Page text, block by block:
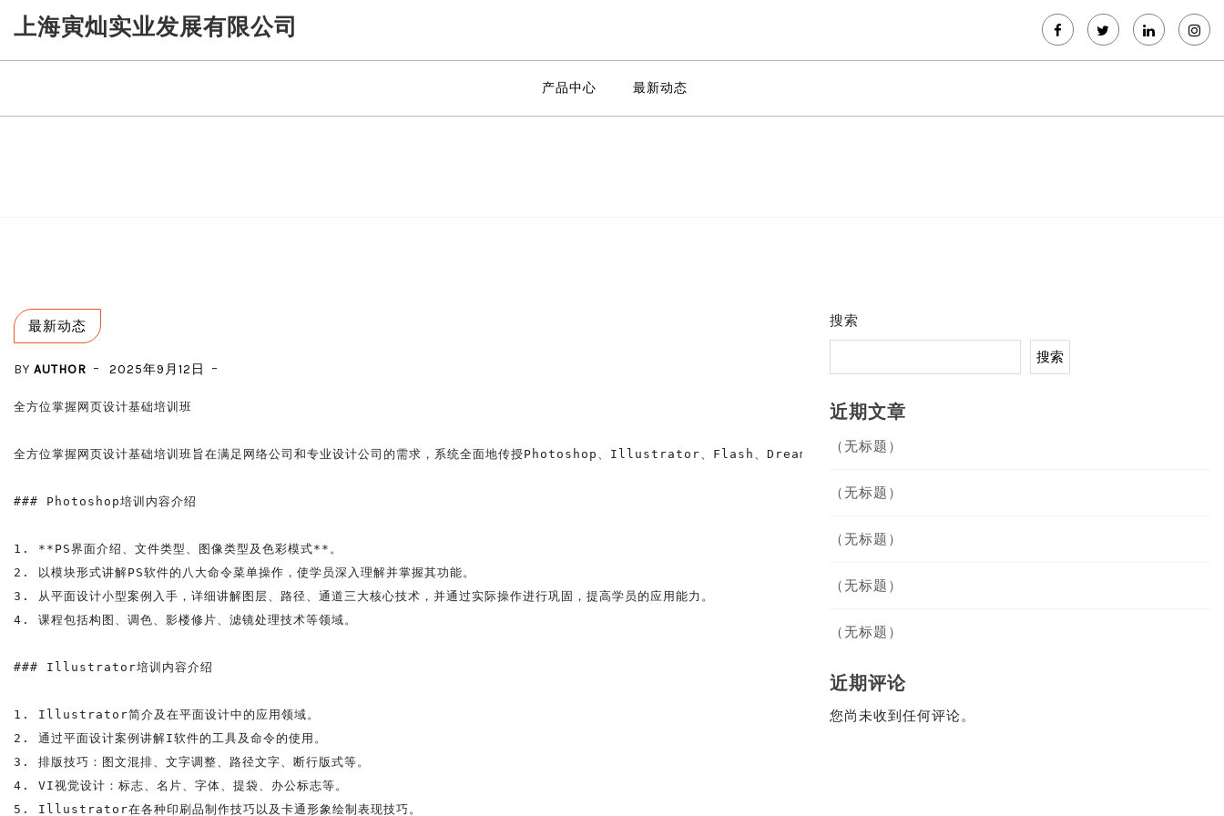
Skip
to
content
上海寅灿实业发展有限公司
产品中心 最新动态
最新动态
BY AUTHOR 2025年9月12日
全方位掌握网页设计基础培训班
全方位掌握网页设计基础培训班旨在满足网络公司和专业设计公司的需求，系统全面地传授Photoshop、Illustrator、Flash、Dreamweaver、Fireworks等主流设计软件的操作方法和设计技巧。同时，课程
### Photoshop培训内容介绍
1. **PS界面介绍、文件类型、图像类型及色彩模式**。
2. 以模块形式讲解PS软件的八大命令菜单操作，使学员深入理解并掌握其功能。
3. 从平面设计小型案例入手，详细讲解图层、路径、通道三大核心技术，并通过实际操作进行巩固，提高学员的应用能力。
4. 课程包括构图、调色、影楼修片、滤镜处理技术等领域。
### Illustrator培训内容介绍
1. Illustrator简介及在平面设计中的应用领域。
2. 通过平面设计案例讲解I软件的工具及命令的使用。
3. 排版技巧：图文混排、文字调整、路径文字、断行版式等。
4. VI视觉设计：标志、名片、字体、提袋、办公标志等。
5. Illustrator在各种印刷品制作技巧以及卡通形象绘制表现技巧。
搜索
搜索
近期文章
（无标题）
（无标题）
（无标题）
（无标题）
（无标题）
近期评论
您尚未收到任何评论。